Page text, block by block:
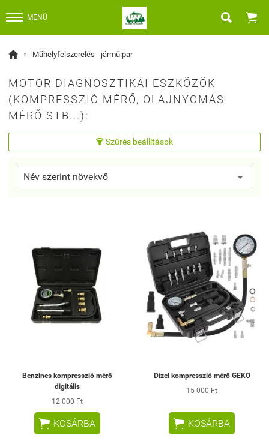
MENÜ  
 » Műhelyfelszerelés - járműipar
MOTOR DIAGNOSZTIKAI ESZKÖZÖK
(KOMPRESSZIÓ MÉRŐ, OLAJNYOMÁS
MÉRŐ STB...):
 Szűrés beállítások
Benzines kompresszió mérő
digitális
12 000 Ft
 KOSÁRBA
Dízel kompresszió mérő GEKO
15 000 Ft
 KOSÁRBA